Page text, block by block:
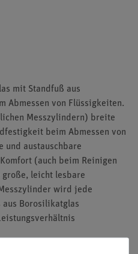
mit Standfuß aus
Abmessen von Flüssigkeiten.
Messzylindern) breite
beim Abmessen von
und austauschbare
(auch beim Reinigen
leicht lesbare
wird jede
aus Borosilikatglas